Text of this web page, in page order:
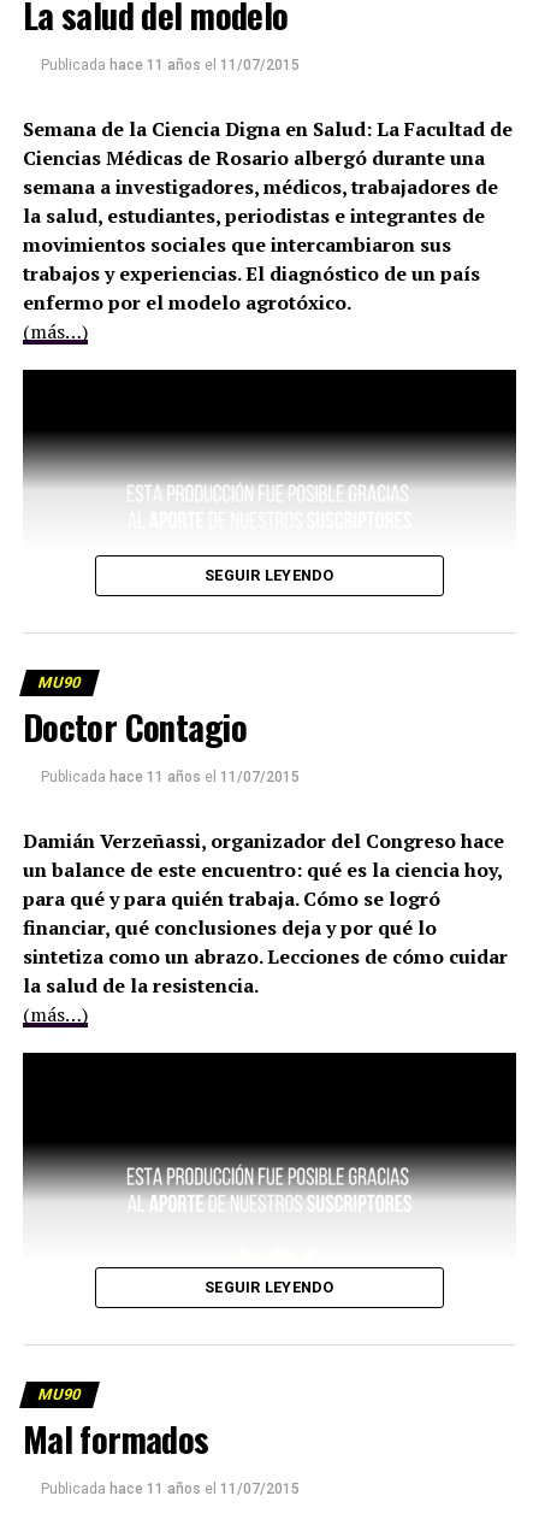
La salud del modelo
Publicada hace 11 años el 11/07/2015
Semana de la Ciencia Digna en Salud: La Facultad de
Ciencias Médicas de Rosario albergó durante una
semana a investigadores, médicos, trabajadores de
la salud, estudiantes, periodistas e integrantes de
movimientos sociales que intercambiaron sus
trabajos y experiencias. El diagnóstico de un país
enfermo por el modelo agrotóxico.
(más…)
SEGUIR LEYENDO
MU90
Doctor Contagio
Publicada hace 11 años el 11/07/2015
Damián Verzeñassi, organizador del Congreso hace
un balance de este encuentro: qué es la ciencia hoy,
para qué y para quién trabaja. Cómo se logró
financiar, qué conclusiones deja y por qué lo
sintetiza como un abrazo. Lecciones de cómo cuidar
la salud de la resistencia.
(más…)
SEGUIR LEYENDO
MU90
Mal formados
Publicada hace 11 años el 11/07/2015